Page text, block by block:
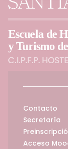
Contacto
Secretaría
Acceso